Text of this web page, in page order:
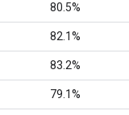
80.5%
82.1%
83.2%
79.1%